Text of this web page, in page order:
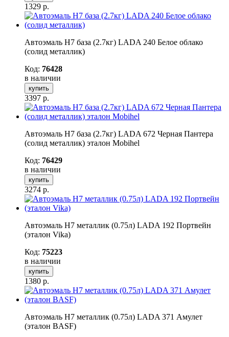
1329 р.
Автоэмаль H7 база (2.7кг) LADA 240 Белое облако
(солид металлик)
Код: 76428
в наличии
купить
3397 р.
Автоэмаль H7 база (2.7кг) LADA 672 Черная Пантера
(солид металлик) эталон Mobihel
Код: 76429
в наличии
купить
3274 р.
Автоэмаль H7 металлик (0.75л) LADA 192 Портвейн
(эталон Vika)
Код: 75223
в наличии
купить
1380 р.
Автоэмаль H7 металлик (0.75л) LADA 371 Амулет
(эталон BASF)